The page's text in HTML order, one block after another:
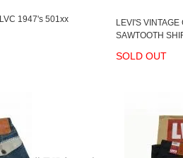
1947's 501xx
LEVI'S
SAWTOOTH
SOLD OUT